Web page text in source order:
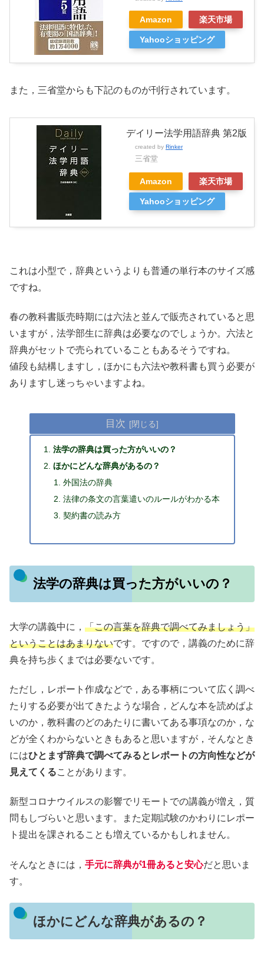
Amazon 楽天市場
Yahooショッピング
また，三省堂からも下記のものが刊行されています。
デイリー法学用語辞典 第2版
created by Rinker
三省堂
Amazon 楽天市場
Yahooショッピング
これは小型で，辞典というよりも普通の単行本のサイズ感
ですね。
春の教科書販売時期には六法と並んで販売されていると思
いますが，法学部生に辞典は必要なのでしょうか。六法と
辞典がセットで売られていることもあるそうですね。
値段も結構しますし，ほかにも六法や教科書も買う必要が
ありますし迷っちゃいますよね。
目次
法学の辞典は買った方がいいの？
ほかにどんな辞典があるの？
外国法の辞典
法律の条文の言葉遣いのルールがわかる本
契約書の読み方
法学の辞典は買った方がいいの？
大学の講義中に， 「この言葉を辞典で調べてみましょう」
ということはあまりないです。ですので，講義のために辞
典を持ち歩くまでは必要ないです。
ただし，レポート作成などで，ある事柄について広く調べ
たりする必要が出てきたような場合，どんな本を読めばよ
いのか，教科書のどのあたりに書いてある事項なのか，な
どが全くわからないときもあると思いますが，そんなとき
にはひとまず辞典で調べてみるとレポートの方向性などが
見えてくることがあります。
新型コロナウイルスの影響でリモートでの講義が増え，質
問もしづらいと思います。また定期試験のかわりにレポー
ト提出を課されることも増えているかもしれません。
そんなときには， 手元に辞典が1冊あると安心だと思いま
す。
ほかにどんな辞典があるの？